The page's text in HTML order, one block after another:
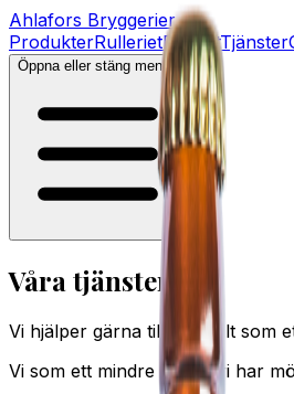
Ahlafors Bryggerier
ProdukterRullerietReceptTjänster
Öppna eller stäng menyn
Våra tjänster
Vi hjälper gärna till med allt som
Vi som ett mindre bryggeri har